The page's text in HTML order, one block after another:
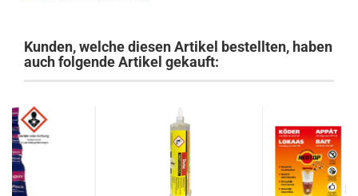
Kunden, welche diesen Artikel bestellten, haben
auch folgende Artikel gekauft: